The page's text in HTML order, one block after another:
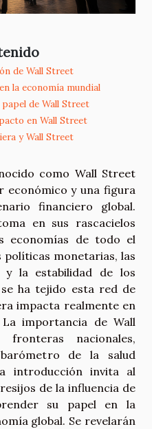
de Wall Street
la economía mundial
de Wall Street
en Wall Street
y Wall Street
como Wall Street
económico y una figura
financiero global.
en sus rascacielos
economías de todo el
políticas monetarias, las
y la estabilidad de los
ha tejido esta red de
impacta realmente en
importancia de Wall
nacionales,
de la salud
introducción invita al
de la influencia de
su papel en la
global. Se revelarán